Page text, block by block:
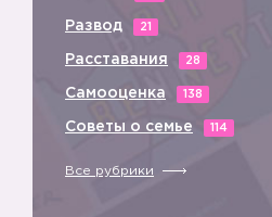
Развод 21
Расставания 28
Самооценка 138
Советы о семье 114
Все рубрики